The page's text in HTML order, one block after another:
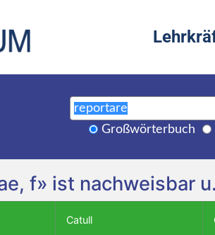
Großwörterbuch
f» ist nachweisbar
Catull